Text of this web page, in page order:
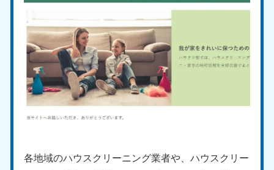
各地域のハウスクリーニング業者や、ハウスクリー